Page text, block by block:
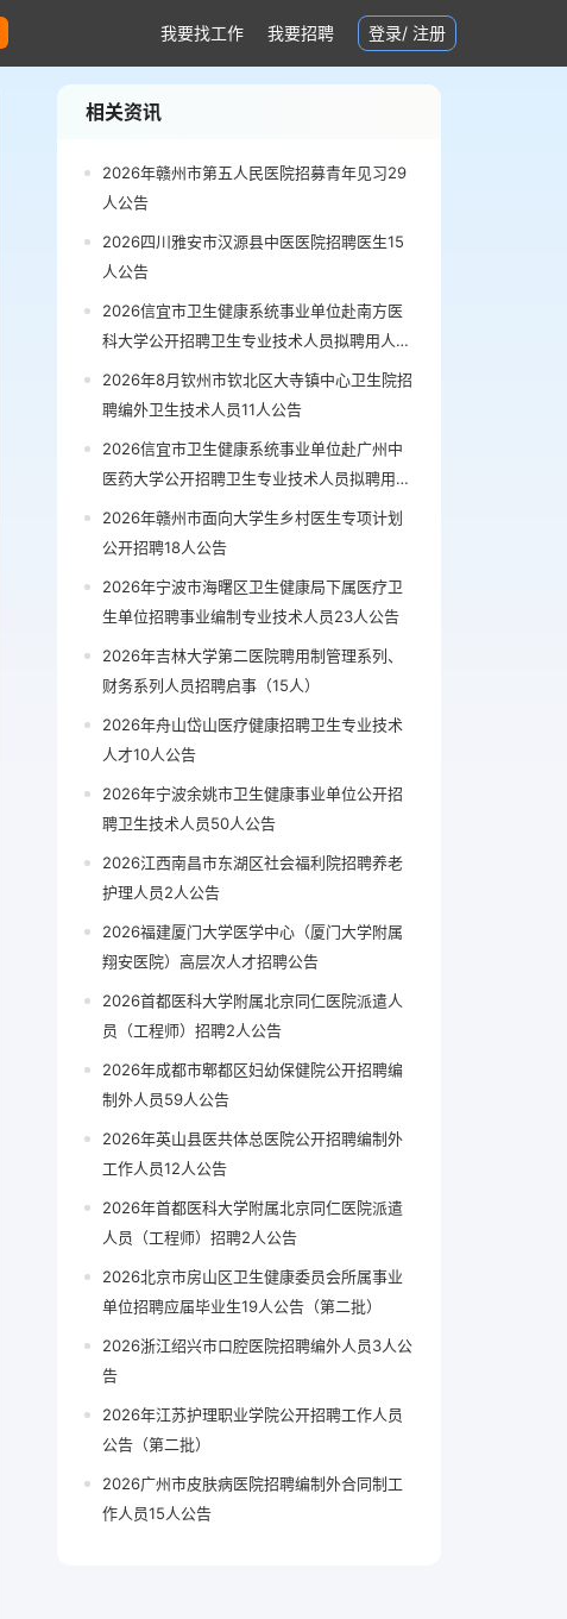
我要找工作 我要招聘 登录/ 注册
相关资讯
2026年赣州市第五人民医院招募青年见习29
人公告
2026四川雅安市汉源县中医医院招聘医生15
人公告
2026信宜市卫生健康系统事业单位赴南方医
科大学公开招聘卫生专业技术人员拟聘用人员
公示公告
2026年8月钦州市钦北区大寺镇中心卫生院招
聘编外卫生技术人员11人公告
2026信宜市卫生健康系统事业单位赴广州中
医药大学公开招聘卫生专业技术人员拟聘用人
员公示（第三批）公告
2026年赣州市面向大学生乡村医生专项计划
公开招聘18人公告
2026年宁波市海曙区卫生健康局下属医疗卫
生单位招聘事业编制专业技术人员23人公告
2026年吉林大学第二医院聘用制管理系列、
财务系列人员招聘启事（15人）
2026年舟山岱山医疗健康招聘卫生专业技术
人才10人公告
2026年宁波余姚市卫生健康事业单位公开招
聘卫生技术人员50人公告
2026江西南昌市东湖区社会福利院招聘养老
护理人员2人公告
2026福建厦门大学医学中心（厦门大学附属
翔安医院）高层次人才招聘公告
2026首都医科大学附属北京同仁医院派遣人
员（工程师）招聘2人公告
2026年成都市郫都区妇幼保健院公开招聘编
制外人员59人公告
2026年英山县医共体总医院公开招聘编制外
工作人员12人公告
2026年首都医科大学附属北京同仁医院派遣
人员（工程师）招聘2人公告
2026北京市房山区卫生健康委员会所属事业
单位招聘应届毕业生19人公告（第二批）
2026浙江绍兴市口腔医院招聘编外人员3人公
告
2026年江苏护理职业学院公开招聘工作人员
公告（第二批）
2026广州市皮肤病医院招聘编制外合同制工
作人员15人公告